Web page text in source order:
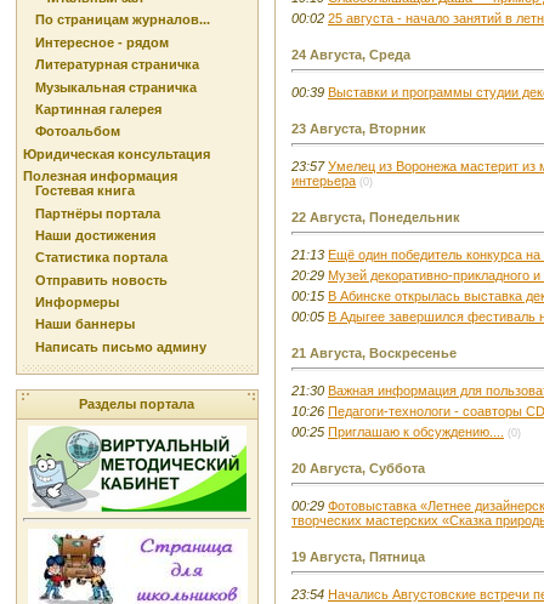
По страницам журналов...
Интересное - рядом
Литературная страничка
Музыкальная страничка
Картинная галерея
Фотоальбом
Юридическая консультация
Полезная информация
Гостевая книга
Партнёры портала
Наши достижения
Статистика портала
Отправить новость
Информеры
Наши баннеры
Написать письмо админу
Разделы портала
00:02 25 августа - начало занятий в
24 Августа, Среда
00:39 Выставки и программы студии
23 Августа, Вторник
23:57 Умелец из Воронежа мастерит из
интерьера (0)
22 Августа, Понедельник
21:13 Ещё один победитель конкурса на
20:29 Музей декоративно-прикладного
00:15 В Абинске открылась выставка
00:05 В Адыгее завершился фестиваль
21 Августа, Воскресенье
21:30 Важная информация для
10:26 Педагоги-технологи - соавторы
00:25 Приглашаю к обсуждению.... (0)
20 Августа, Суббота
00:29 Фотовыставка «Летнее
творческих мастерских «Сказка
19 Августа, Пятница
23:54 Начались Августовские встречи